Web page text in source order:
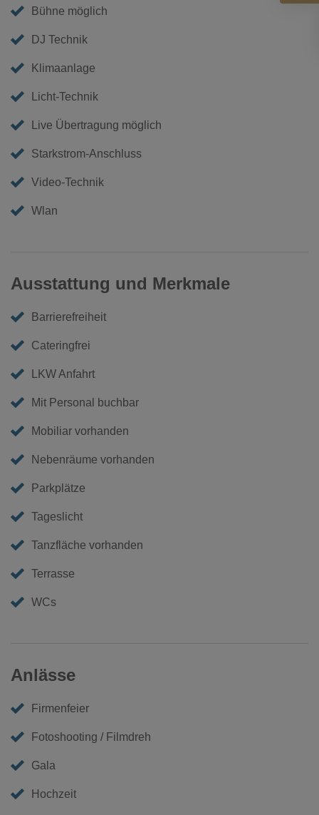
Bühne möglich
DJ Technik
Klimaanlage
Licht-Technik
Live Übertragung möglich
Starkstrom-Anschluss
Video-Technik
Wlan
Ausstattung und Merkmale
Barrierefreiheit
Cateringfrei
LKW Anfahrt
Mit Personal buchbar
Mobiliar vorhanden
Nebenräume vorhanden
Parkplätze
Tageslicht
Tanzfläche vorhanden
Terrasse
WCs
Anlässe
Firmenfeier
Fotoshooting / Filmdreh
Gala
Hochzeit